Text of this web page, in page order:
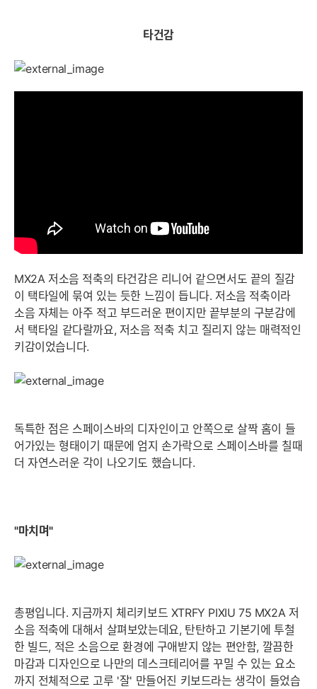
타건감
MX2A 저소음 적축의 타건감은 리니어 같으면서도 끝의 질감
이 택타일에 묶여 있는 듯한 느낌이 듭니다. 저소음 적축이라
소음 자체는 아주 적고 부드러운 편이지만 끝부분의 구분감에
서 택타일 같다랄까요, 저소음 적축 치고 질리지 않는 매력적인
키감이었습니다.
독특한 점은 스페이스바의 디자인이고 안쪽으로 살짝 홈이 들
어가있는 형태이기 때문에 엄지 손가락으로 스페이스바를 칠때
더 자연스러운 각이 나오기도 했습니다.
"마치며"
총평입니다. 지금까지 체리키보드 XTRFY PIXIU 75 MX2A 저
소음 적축에 대해서 살펴보았는데요, 탄탄하고 기본기에 투철
한 빌드, 적은 소음으로 환경에 구애받지 않는 편안함, 깔끔한
마감과 디자인으로 나만의 데스크테리어를 꾸밀 수 있는 요소
까지 전체적으로 고루 '잘' 만들어진 키보드라는 생각이 들었습